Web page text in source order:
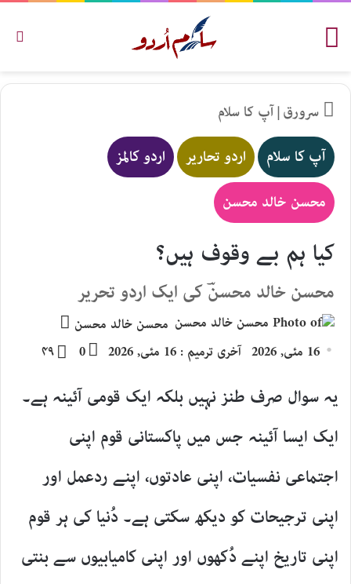
سرورق|آپ کا سلام
آپ کا سلام اردو تحاریر اردو کالمز
محسن خالد محسن
کیا ہم بے وقوف ہیں؟
محسن خالد محسنؔ کی ایک اردو تحریر
محسن خالد محسن
an
email
16 مئی, 2026 آخری ترمیم : 16 مئی, 2026 0 ۴۹
یہ سوال صرف طنز نہیں بلکہ ایک قومی آئینہ ہے۔
ایک ایسا آئینہ جس میں پاکستانی قوم اپنی
اجتماعی نفسیات، اپنی عادتوں، اپنے ردعمل اور
اپنی ترجیحات کو دیکھ سکتی ہے۔ دُنیا کی ہر قوم
اپنی تاریخ اپنے دُکھوں اور اپنی کامیابیوں سے بنتی